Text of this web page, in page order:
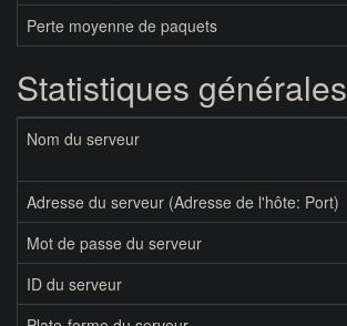
Perte moyenne de paquets
Statistiques générales
Nom du serveur
Adresse du serveur (Adresse de l'hôte: Port)
Mot de passe du serveur
ID du serveur